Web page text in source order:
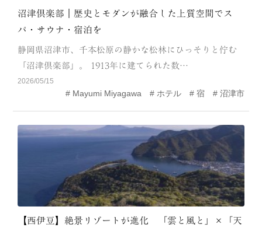
沼津倶楽部｜歴史とモダンが融合した上質空間でス
パ・サウナ・宿泊を
静岡県沼津市、千本松原の静かな松林にひっそりと佇む
「沼津倶楽部」。 1913年に建てられた数…
2026/05/15
Mayumi Miyagawa ホテル 宿 沼津市
【西伊豆】絶景リゾートが進化 「雲と風と」×「天